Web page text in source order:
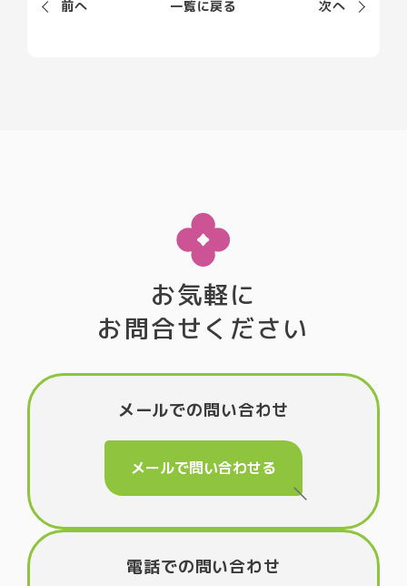
前へ 一覧に戻る 次へ
お気軽に
お問合せください
メールでの問い合わせ
メールで問い合わせる
電話での問い合わせ